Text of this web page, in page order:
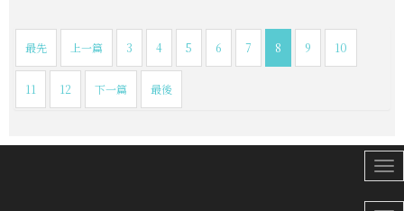
最先 上一篇 3 4 5 6 7 8 9 10
11 12 下一篇 最後